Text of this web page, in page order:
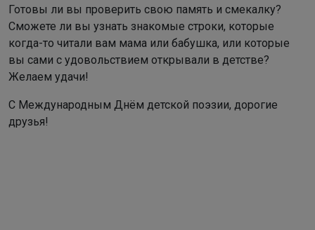
Готовы ли вы проверить свою память и смекалку?
Сможете ли вы узнать знакомые строки, которые
когда-то читали вам мама или бабушка, или которые
вы сами с удовольствием открывали в детстве?
Желаем удачи!
С Международным Днём детской поэзии, дорогие
друзья!